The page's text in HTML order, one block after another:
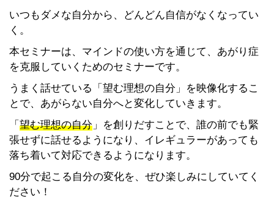
いつもダメな自分から、どんどん自信がなくなってい
く。
本セミナーは、マインドの使い方を通じて、あがり症
を克服していくためのセミナーです。
うまく話せている「望む理想の自分」を映像化するこ
とで、あがらない自分へと変化していきます。
「 望む理想の自分 」を創りだすことで、誰の前でも緊
張せずに話せるようになり、イレギュラーがあっても
落ち着いて対応できるようになります。
90分で起こる自分の変化を、ぜひ楽しみにしていてく
ださい！